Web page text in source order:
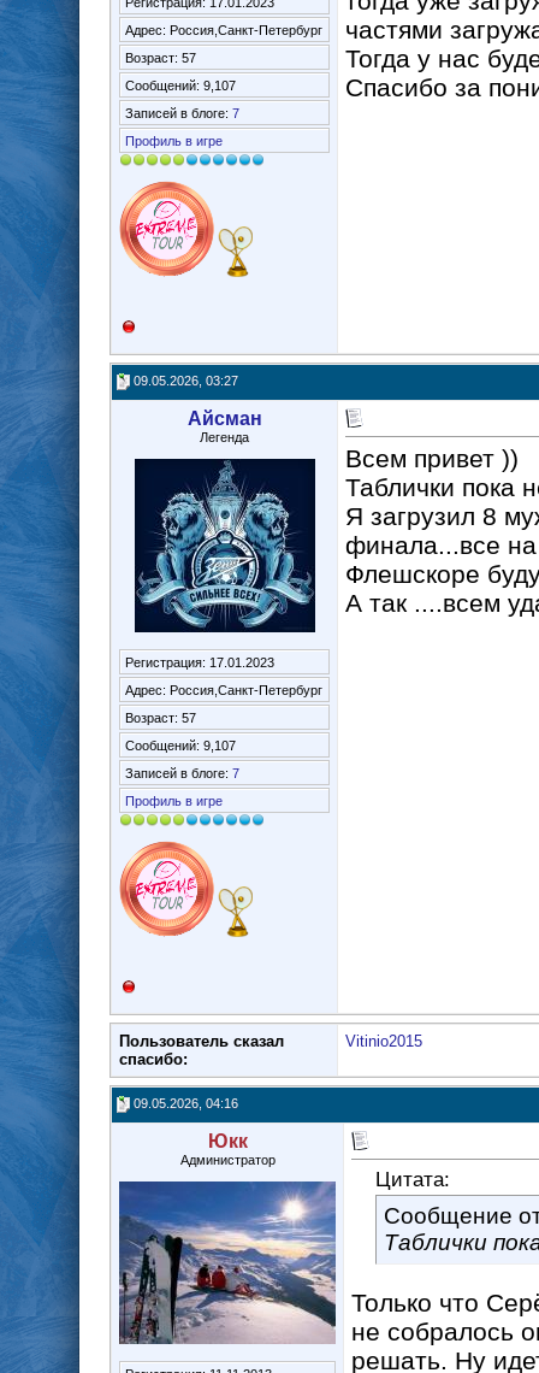
Адрес: Россия,Санкт-Петербург
Возраст: 57
Сообщений: 9,107
Записей в блоге: 7
Профиль в игре
частями
Тогда у нас
Спасибо за
09.05.2026, 03:27
Айсман
Легенда
Регистрация: 17.01.2023
Адрес: Россия,Санкт-Петербург
Возраст: 57
Сообщений: 9,107
Записей в блоге: 7
Профиль в игре
Всем привет ))
Таблички пока
Я загрузил 8
финала...все
Флешскоре
А так ....всем
Пользователь сказал
cпасибо:
Vitinio2015
09.05.2026, 04:16
Юкк
Администратор
Цитата:
Сообщение
Таблички
Только что
не собралось
решать. Ну